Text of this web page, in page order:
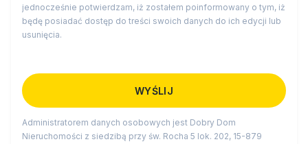
jednocześnie potwierdzam, iż zostałem poinformowany o tym, iż
będę posiadać dostęp do treści swoich danych do ich edycji lub
usunięcia.
Administratorem danych osobowych jest Dobry Dom
Nieruchomości z siedzibą przy św. Rocha 5 lok. 202, 15-879